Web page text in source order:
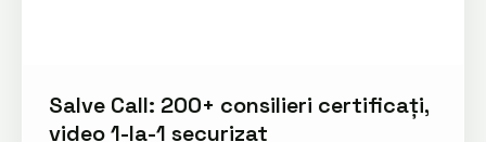
Salve Call: 200+ consilieri certificați,
video 1-la-1 securizat